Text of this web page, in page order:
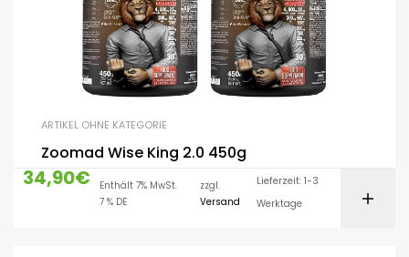
ARTIKEL OHNE KATEGORIE
Zoomad Wise King 2.0 450g
34,90€
Enthält 7% MwSt.
7 % DE
zzgl.
Versand
Lieferzeit: 1-3
Werktage